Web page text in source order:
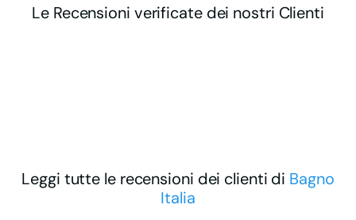
Le Recensioni verificate dei nostri Clienti
Leggi tutte le recensioni dei clienti di Bagno
Italia